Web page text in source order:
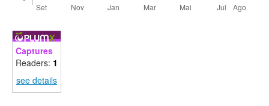
Captures
Readers: 1
see details